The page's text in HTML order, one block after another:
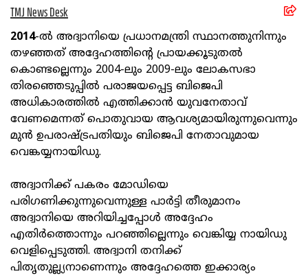
TMJ News Desk
2014-ല്‍ അദ്വാനിയെ പ്രധാനമന്ത്രി സ്ഥാനത്തുനിന്നും
തഴഞ്ഞത് അദ്ദേഹത്തിന്റെ പ്രായക്കൂടുതല്‍
കൊണ്ടല്ലെന്നും 2004-ലും 2009-ലും ലോകസഭാ
തിരഞ്ഞെടുപ്പില്‍ പരാജയപ്പെട്ട ബിജെപി
അധികാരത്തില്‍ എത്തിക്കാന്‍ യുവനേതാവ്
വേണമെന്നത് പൊതുവായ ആവശ്യമായിരുന്നുവെന്നും
മുന്‍ ഉപരാഷ്ട്രപതിയും ബിജെപി നേതാവുമായ
വെങ്കയ്യനായിഡു.
അദ്വാനിക്ക് പകരം മോഡിയെ
പരിഗണിക്കുന്നുവെന്നുള്ള പാര്‍ട്ടി തീരുമാനം
അദ്വാനിയെ അറിയിച്ചപ്പോള്‍ അദ്ദേഹം
എതിര്‍ത്തൊന്നും പറഞ്ഞില്ലെന്നും വെങ്കിയ്യ നായിഡു
വെളിപ്പെടുത്തി. അദ്വാനി തനിക്ക്
പിതൃതുല്ല്യനാണെന്നും അദ്ദേഹത്തെ ഇക്കാര്യം